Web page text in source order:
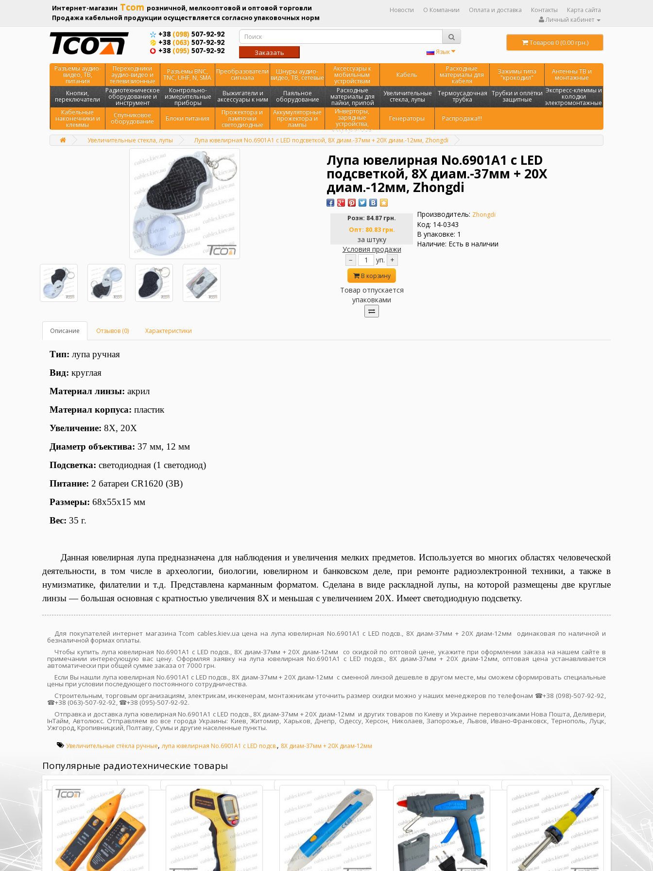
Интернет-магазин Tcom розничной, мелкооптовой и оптовой торговли
Продажа кабельной продукции осуществляется согласно упаковочных норм
Новости О Компании Оплата и доставка Контакты
Карта сайта
Личный кабинет
+38 (098) 507-92-92
+38 (063) 507-92-92
+38 (095) 507-92-92
Заказать
звонок
Язык
Товаров 0 (0.00 грн.)
Разъемы аудио-
видео, ТВ,
питания
Переходники
аудио-видео и
телевизионные
Разъёмы BNC,
TNC, UHF, N, SMA
Преобразователи
сигнала
Шнуры аудио-
видео, ТВ, сетевые
Аксессуары к
мобильным
устройствам
Кабель
Расходные
материалы для
кабеля
Зажимы типа
"крокодил"
Антенны ТВ и
монтажные
Кнопки,
переключатели
Радиотехническое
оборудование и
инструмент
Контрольно-
измерительные
приборы
Выжигатели и
аксессуары к ним
Паяльное
оборудование
Расходные
материалы для
пайки, припой
Увеличительные
стекла, лупы
Термоусадочная
трубка
Трубки и оплётки
защитные
Экспресс-клеммы и
колодки
электромонтажные
Кабельные
наконечники и
клеммы
Спутниковое
оборудование Блоки питания
Прожектора и
лампочки
светодиодные
Аккумуляторные
прожектора и
лампы
Инверторы,
зарядные
устройства,
аккумуляторы
Генераторы Распродажа!!!
Главная
Увеличительные стекла, лупы Лупа ювелирная No.6901A1 с LED подсветкой, 8Х диам.-37мм + 20Х диам.-12мм, Zhongdi
Лупа ювелирная No.6901A1 с LED
подсветкой, 8Х диам.-37мм + 20Х
диам.-12мм, Zhongdi
Розн: 84.87 грн.
Опт: 80.83 грн.
за штуку
Условия продажи
−
уп. +
В корзину
Товар отпускается
упаковками
Производитель: Zhongdi
Код: 14-0343
В упаковке: 1
Наличие: Есть в наличии
Описание Отзывов (0) Характеристики
Тип: лупа ручная
Вид: круглая
Материал линзы: акрил
Материал корпуса: пластик
Увеличение: 8Х, 20Х
Диаметр объектива: 37 мм, 12 мм
Подсветка: светодиодная (1 светодиод)
Питание: 2 батареи CR1620 (3В)
Размеры: 68х55х15 мм
Вес: 35 г.
Данная ювелирная лупа предназначена для наблюдения и увеличения мелких предметов. Используется во многих областях человеческой
деятельности, в том числе в археологии, биологии, ювелирном и банковском деле, при ремонте радиоэлектронной техники, а также в
нумизматике, филателии и т.д. Представлена карманным форматом. Сделана в виде раскладной лупы, на которой размещены две круглые
линзы — большая основная с кратностью увеличения 8Х и меньшая с увеличением 20Х. Имеет светодиодную подсветку.
Для покупателей интернет магазина Tcom cables.kiev.ua цена на лупа ювелирная No.6901A1 с LED подсв., 8Х диам-37мм + 20Х диам-12мм одинаковая по наличной и
безналичной формах оплаты.
Чтобы купить лупа ювелирная No.6901A1 с LED подсв., 8Х диам-37мм + 20Х диам-12мм со скидкой по оптовой цене, укажите при оформлении заказа на нашем сайте в
примечании интересующую вас цену. Оформляя заявку на лупа ювелирная No.6901A1 с LED подсв., 8Х диам-37мм + 20Х диам-12мм, оптовая цена устанавливается
автоматически при общей сумме заказа от 7000 грн.
Если Вы нашли лупа ювелирная No.6901A1 с LED подсв., 8Х диам-37мм + 20Х диам-12мм с сменной линзой дешевле в другом месте, мы сможем сформировать специальные
цены при условии последующего постоянного сотрудничества.
Строительным, торговым организациям, электрикам, инженерам, монтажникам уточнить размер скидки можно у наших менеджеров по телефонам ☎+38 (098)-507-92-92,
☎+38 (063)-507-92-92, ☎+38 (095)-507-92-92.
Отправка и доставка лупа ювелирная No.6901A1 с LED подсв., 8Х диам-37мм + 20Х диам-12мм и других товаров по Киеву и Украине перевозчиками Нова Пошта, Деливери,
ІнТайм, Автолюкс. Отправляем во все города Украины: Киев, Житомир, Харьков, Днепр, Одессу, Херсон, Николаев, Запорожье, Львов, Ивано-Франковск, Тернополь, Луцк,
Ужгород, Кропивницкий, Полтаву, Сумы и другие населенные пункты.
Увеличительные стёкла ручные, лупа ювелирная No.6901A1 с LED подсв., 8Х диам-37мм + 20Х диам-12мм
Популярные радиотехнические товары